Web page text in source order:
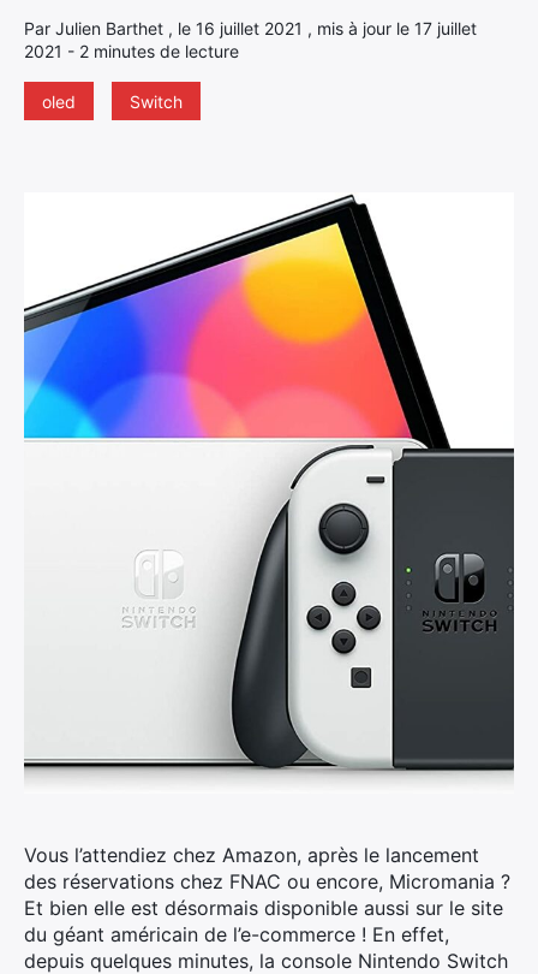
Par Julien Barthet , le 16 juillet 2021 , mis à jour le 17 juillet
2021 - 2 minutes de lecture
oled Switch
Vous l’attendiez chez Amazon, après le lancement
des réservations chez FNAC ou encore, Micromania ?
Et bien elle est désormais disponible aussi sur le site
du géant américain de l’e-commerce ! En effet,
depuis quelques minutes, la console Nintendo Switch